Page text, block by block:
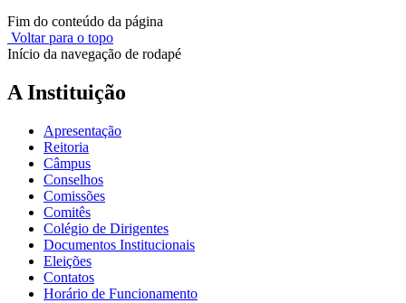
Fim do conteúdo da página
Voltar para o topo
Início da navegação de rodapé
A Instituição
Apresentação
Reitoria
Câmpus
Conselhos
Comissões
Comitês
Colégio de Dirigentes
Documentos Institucionais
Eleições
Contatos
Horário de Funcionamento